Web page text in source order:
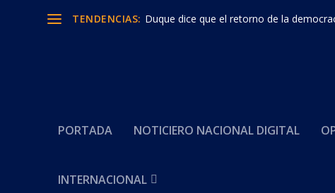
TENDENCIAS: Duque dice que el retorno de la
PORTADA NOTICIERO NACIONAL DIGITAL
INTERNACIONAL